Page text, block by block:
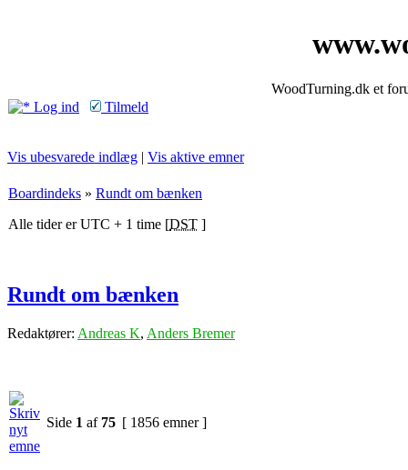
WoodTurning.dk et
Log ind
Tilmeld
Vis ubesvarede indlæg | Vis aktive emner
Boardindeks » Rundt om bænken
Alle tider er UTC + 1 time [DST ]
Rundt om bænken
Redaktører: Andreas K, Anders Bremer
Side 1 af 75 [ 1856 emner ]